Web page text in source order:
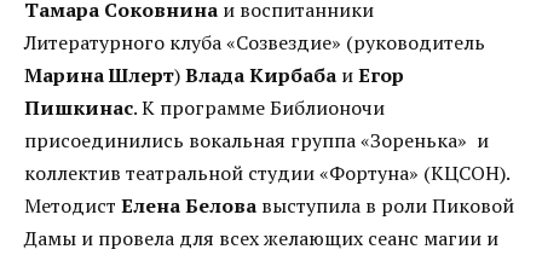
Тамара Соковнина и воспитанники
Литературного клуба «Созвездие» (руководитель
Марина Шлерт)Влада Кирбаба иЕгор
Пишкинас. К программе Библионочи
присоединились вокальная группа «Зоренька» и
коллектив театральной студии «Фортуна» (КЦСОН).
Методист Елена Белова выступила в роли Пиковой
Дамы и провела для всех желающих сеанс магии и